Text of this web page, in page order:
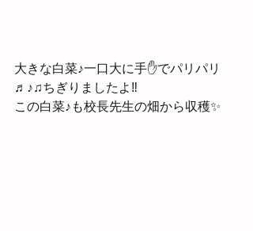
大きな白菜♪一口大に手✋でパリパリ
♬♪♫ちぎりましたよ‼
この白菜♪も校長先生の畑から収穫✨